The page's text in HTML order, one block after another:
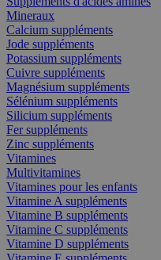
Mineraux
Calcium suppléments
Jode suppléments
Potassium suppléments
Cuivre suppléments
Magnésium suppléments
Sélénium suppléments
Silicium suppléments
Fer suppléments
Zinc suppléments
Vitamines
Multivitamines
Vitamines pour les enfants
Vitamine A suppléments
Vitamine B suppléments
Vitamine C suppléments
Vitamine D suppléments